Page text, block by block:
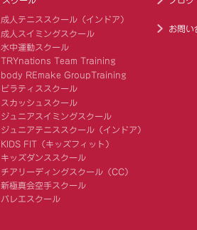
成人テニススクール（インドア）
成人スイミングスクール
水中運動スクール
TRYnations Team Training
body REmake GroupTraining
ピラティススクール
スカッシュスクール
ジュニアスイミングスクール
ジュニアテニススクール（インドア）
KIDS FIT（キッズフィット）
キッズダンススクール
チアリーディングスクール（CC）
新極真会空手スクール
バレエスクール
お問い